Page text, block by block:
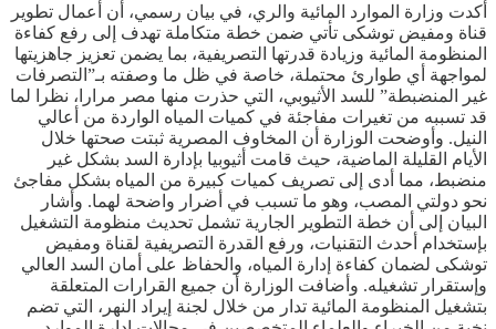
أكدت وزارة الموارد المائية والري، في بيان رسمي، أن أعمال تطوير
قناة ومفيض توشكى تأتي ضمن خطة متكاملة تهدف إلى رفع كفاءة
المنظومة المائية وزيادة قدرتها التصريفية، بما يضمن تعزيز جاهزيتها
لمواجهة أي طوارئ محتملة، خاصة في ظل ما وصفته بـ”التصرفات
غير المنضبطة” للسد الأثيوبي، التي حذرت منها مصر مرارا، نظرا لما
قد تسببه من تغيرات مفاجئة في كميات المياه الواردة من أعالي
النيل. وأوضحت الوزارة أن المخاوف المصرية ثبتت صحتها خلال
الأيام القليلة الماضية، حيث قامت أثيوبيا بإدارة السد بشكل غير
منضبط، مما أدى إلى تصريف كميات كبيرة من المياه بشكل مفاجئ
نحو دولتي المصب، وهو ما تسبب في أضرار واضحة لهما. وأشار
البيان إلى أن خطة التطوير الجارية تشمل تحديث منظومة التشغيل
بإستخدام أحدث التقنيات، ورفع القدرة التصريفية لقناة ومفيض
توشكى لضمان كفاءة إدارة المياه، والحفاظ على أمان السد العالي
وإستقرار تشغيله. وأضافت الوزارة أن جميع القرارات المتعلقة
بتشغيل المنظومة المائية تدار من خلال لجنة إيراد النهر، التي تضم